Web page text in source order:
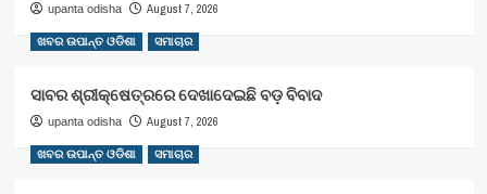
upanta odisha August 7, 2026
ଖବର ଉପାନ୍ତ ଓଡିଶା ସମାଚାର
ସାବର ଶ୍ରୀକ୍ଷେତ୍ରରେ ଦେଖାଦେଇଛି ବଡ଼ ବିବାଦ
upanta odisha August 7, 2026
ଖବର ଉପାନ୍ତ ଓଡିଶା ସମାଚାର